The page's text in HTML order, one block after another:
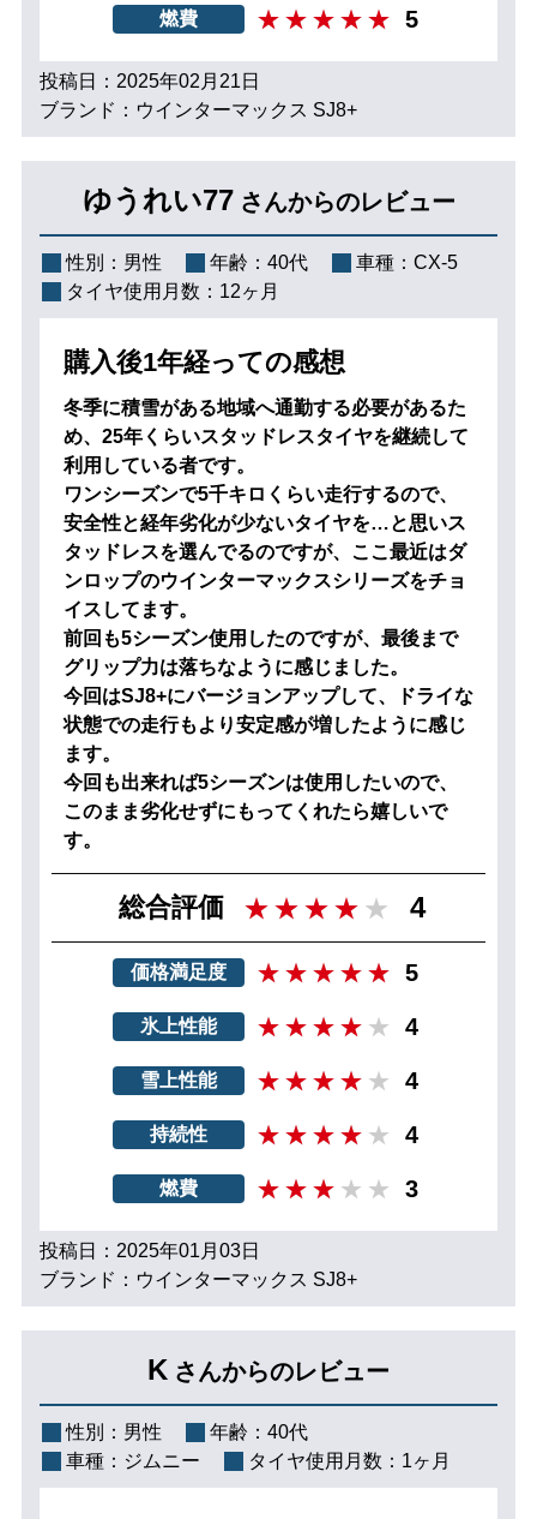
燃費 5
投稿日：2025年02月21日
ブランド：ウインターマックス SJ8+
ゆうれい77 さんからのレビュー
性別： 男性 年齢： 40代 車種： CX-5
タイヤ使用月数： 12ヶ月
購入後1年経っての感想
冬季に積雪がある地域へ通勤する必要があるた
め、25年くらいスタッドレスタイヤを継続して
利用している者です。
ワンシーズンで5千キロくらい走行するので、
安全性と経年劣化が少ないタイヤを…と思いス
タッドレスを選んでるのですが、ここ最近はダ
ンロップのウインターマックスシリーズをチョ
イスしてます。
前回も5シーズン使用したのですが、最後まで
グリップ力は落ちなように感じました。
今回はSJ8+にバージョンアップして、ドライな
状態での走行もより安定感が増したように感じ
ます。
今回も出来れば5シーズンは使用したいので、
このまま劣化せずにもってくれたら嬉しいで
す。
総合評価 4
価格満足度 5
氷上性能 4
雪上性能 4
持続性 4
燃費 3
投稿日：2025年01月03日
ブランド：ウインターマックス SJ8+
K さんからのレビュー
性別： 男性 年齢： 40代
車種： ジムニー タイヤ使用月数： 1ヶ月